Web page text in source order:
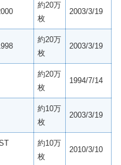
約20万
枚
2003/3/19
約20万
枚
2003/3/19
約20万
枚
1994/7/14
約10万
枚
2003/3/19
約10万
枚
2010/3/10